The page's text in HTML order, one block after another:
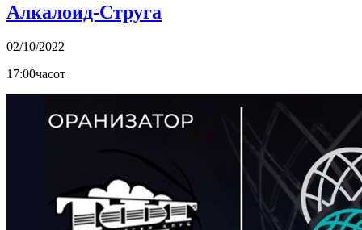
Алкалоид-Струга
02/10/2022
17:00часот